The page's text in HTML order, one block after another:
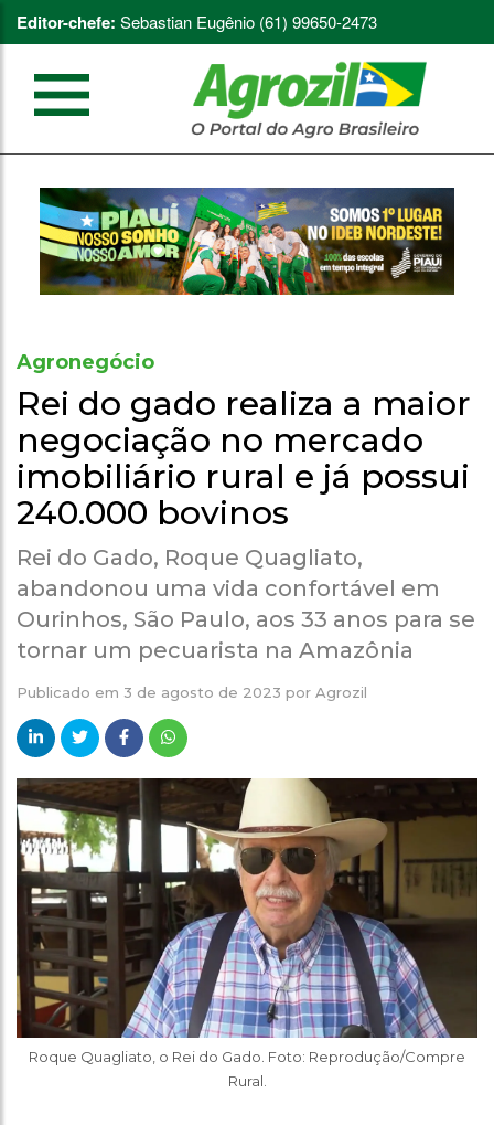
Editor-chefe: Sebastian Eugênio (61) 99650-2473
Agronegócio
Rei do gado realiza a maior
negociação no mercado
imobiliário rural e já possui
240.000 bovinos
Rei do Gado, Roque Quagliato,
abandonou uma vida confortável em
Ourinhos, São Paulo, aos 33 anos para se
tornar um pecuarista na Amazônia
Publicado em 3 de agosto de 2023 por Agrozil
Roque Quagliato, o Rei do Gado. Foto: Reprodução/Compre
Rural.